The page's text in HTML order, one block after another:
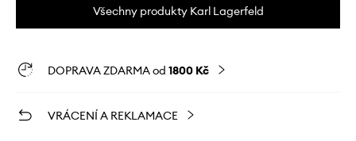
Všechny produkty Karl Lagerfeld
DOPRAVA ZDARMA od 1800 Kč
VRÁCENÍ A REKLAMACE